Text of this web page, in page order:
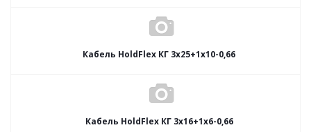
Кабель HoldFlex КГ 3x25+1x10-0,66
Кабель HoldFlex КГ 3x16+1x6-0,66